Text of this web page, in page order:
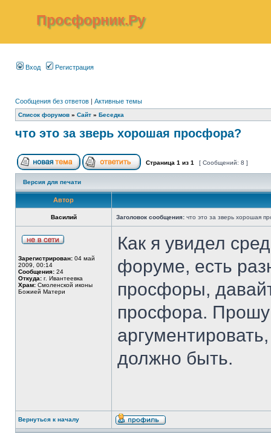
Просфорник.Ру
Вход Регистрация
Сообщения без ответов | Активные темы
Список форумов » Сайт » Беседка
что это за зверь хорошая просфора?
Страница 1 из 1 [ Сообщений: 8 ]
Версия для печати
Автор
Василий Заголовок сообщения: что это за зверь хорошая
Зарегистрирован: 04 май
2009, 00:14
Сообщения: 24
Откуда: г. Ивантеевка
Храм: Смоленской иконы
Божией Матери
Как я увидел
форуме, есть
просфоры,
просфора.
должно быть.
Вернуться к началу